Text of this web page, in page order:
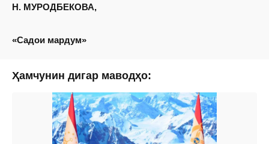
Н. МУРОДБЕКОВА,
«Садои мардум»
Ҳамчунин дигар маводҳо: